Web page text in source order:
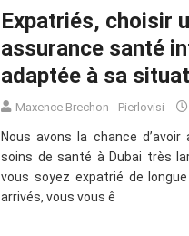
Expatriés, choisir
assurance santé
adaptée à sa
Maxence Brechon - Pierlovisi
Nous avons la chance
soins de santé à Dubai très
vous soyez expatrié de
arrivés, vous vous ê